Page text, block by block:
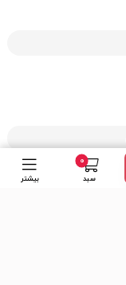
0
سبد بیشتر